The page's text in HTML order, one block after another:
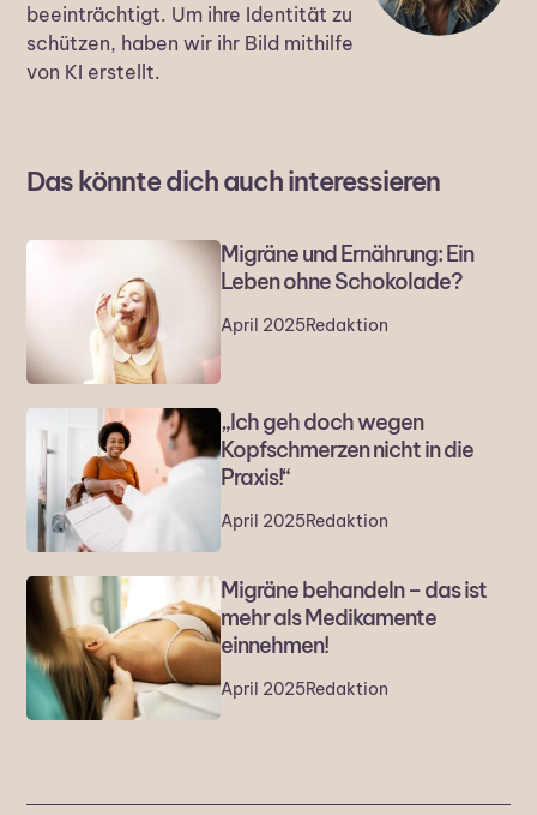
beeinträchtigt. Um ihre Identität zu
schützen, haben wir ihr Bild mithilfe
von KI erstellt.
Das könnte dich auch interessieren
Migräne und Ernährung: Ein
Leben ohne Schokolade?
April 2025Redaktion
„Ich geh doch wegen
Kopfschmerzen nicht in die
Praxis!“
April 2025Redaktion
Migräne behandeln – das ist
mehr als Medikamente
einnehmen!
April 2025Redaktion